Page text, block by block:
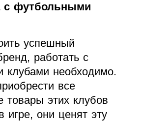
с футбольными
успешный
работать с
клубами необходимо.
все
товары этих клубов
игре, они ценят эту